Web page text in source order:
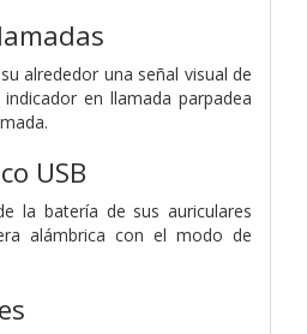
alrededor una señal visual de
en llamada parpadea
USB
la batería de sus auriculares
alámbrica con el modo de